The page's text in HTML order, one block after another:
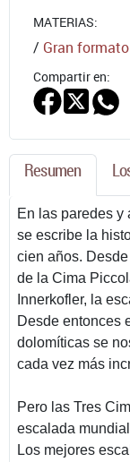
MATERIAS:
/ Gran formato
Compartir en:
Resumen
En las paredes y
se escribe la
cien años.
de la Cima
Innerkofler, la
Desde entonces
dolomíticas se
cada vez más
Pero las Tres
escalada
Los mejores